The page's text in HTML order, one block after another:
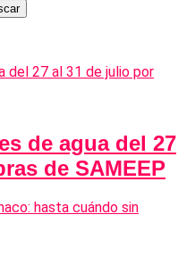
de agua del 27
de SAMEEP